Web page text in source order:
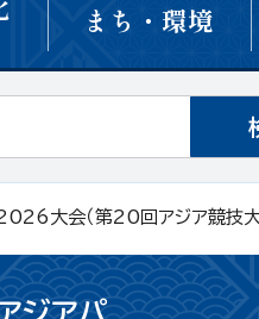
まち・環境
大会（第20回アジア競技大
ジアパ